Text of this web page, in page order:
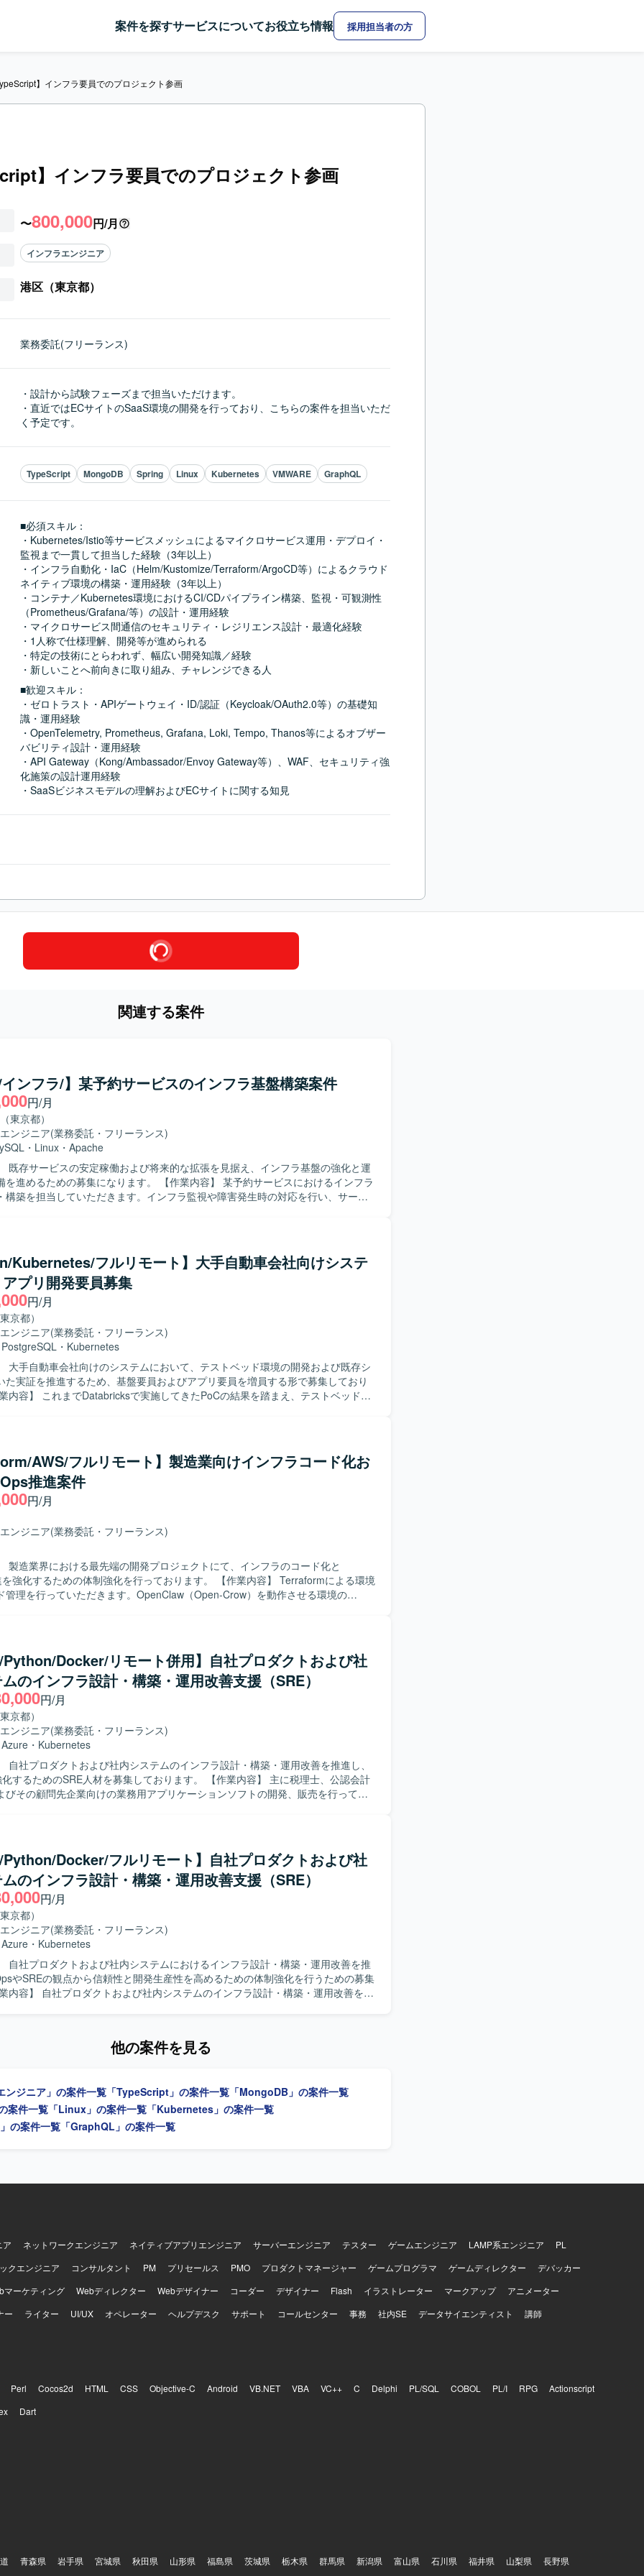
案件を探すサービスについてお役立ち情報 採用担当者の方
】インフラ要員でのプロジェクト参画
】インフラ要員でのプロジェクト参画
〜800,000円/月
インフラエンジニア
港区（東京都）
業務委託(フリーランス)
・設計から試験フェーズまで担当いただけます。
・直近ではECサイトのSaaS環境の開発を行っており、こちらの案件を担当いただ
く予定です。
TypeScript MongoDB Spring Linux Kubernetes VMWARE GraphQL
■必須スキル：
・Kubernetes/Istio等サービスメッシュによるマイクロサービス運用・デプロイ・
監視まで一貫して担当した経験（3年以上）
・インフラ自動化・IaC（Helm/Kustomize/Terraform/ArgoCD等）によるクラウド
ネイティブ環境の構築・運用経験（3年以上）
・コンテナ／Kubernetes環境におけるCI/CDパイプライン構築、監視・可観測性
（Prometheus/Grafana/等）の設計・運用経験
・マイクロサービス間通信のセキュリティ・レジリエンス設計・最適化経験
・1人称で仕様理解、開発等が進められる
・特定の技術にとらわれず、幅広い開発知識／経験
・新しいことへ前向きに取り組み、チャレンジできる人
■歓迎スキル：
・ゼロトラスト・APIゲートウェイ・ID/認証（Keycloak/OAuth2.0等）の基礎知
識・運用経験
・OpenTelemetry, Prometheus, Grafana, Loki, Tempo, Thanos等によるオブザー
バビリティ設計・運用経験
・API Gateway（Kong/Ambassador/Envoy Gateway等）、WAF、セキュリティ強
化施策の設計運用経験
・SaaSビジネスモデルの理解およびECサイトに関する知見
関連する案件
ンフラ/】某予約サービスのインフラ基盤構築案件
円/月
東京都）
ンジニア(業務委託・フリーランス)
・ Linux ・ Apache
既存サービスの安定稼働および将来的な拡張を見据え、インフラ基盤の強化と運
の募集になります。 【作業内容】 某予約サービスにおけるインフラ
構築を担当していただきます。インフラ監視や障害発生時の対応を行い、サービ
より適切なアーキテクチャを主体的に提案できる方や、スキル面で不足があって
キャッチアップしていける方が望ましいです。 【ポジションの魅力】 大規
ビスのインフラ基盤に携わることで、設計から構築、監視・運用まで一連の工程
とができます。開発チームとの距離が近く、インフラ観点からサービス改善に関
、技術力と提案力の双方を高められる環境です。 【開発環境】 Linux系OS
ミドルウェアを中心としたインフラ環境となります。シェルスクリプトによる運
や、Gitを用いたバージョン管理、プロビジョニングツールを利用した構成管理な
だきます。
Kubernetes/フルリモート】大手自動車会社向けシステ
プリ開発要員募集
円/月
京都）
ンジニア(業務委託・フリーランス)
PostgreSQL ・ Kubernetes
大手自動車会社向けのシステムにおいて、テストベッド環境の開発および既存シ
た実証を推進するため、基盤要員およびアプリ要員を増員する形で募集しており
装・検証を行い、FY25に構築したシステムを用いた実証を推進していただきま
活用して知見として残していただける方を求めております。 定期的なミーティン
実施した作業内容や検討事項をわかりやすく説明し、関係者と積極的に議論しな
ただける方を歓迎いたします。 ゴールを共有したうえで、自ら必要なタスクを洗
能動的に動ける方にマッチするポジションです。 【ポジションの魅力】 大
向けの先進的なシステム基盤およびアプリケーション開発に携わることができ、
からテストベッド環境の構築、実証まで一連のフェーズに関わることで、アーキ
から実装・検証まで幅広いスキルを身につけられる環境です。 知見のドキュメン
通じて、チーム全体でナレッジを蓄積しながらプロジェクトを推進していく経験
AWS/フルリモート】製造業向けインフラコード化お
推進案件
円/月
ンジニア(業務委託・フリーランス)
製造業界における最先端の開発プロジェクトにて、インフラのコード化と
るための体制強化を行っております。 【作業内容】 Terraformによる環境
管理を行っていただきます。OpenClaw（Open-Crow）を動作させる環境の
の整備とドキュメント化、クラウド上のWeb操作からコードエディターへの移行
能やツールの設定・検証、手順書や仕様書の作成・アップデートのサポートを行
やDevOpsに主体的に取り組み、チ
がら開発全体の生産性向上に貢献していただける方を求めております。 【ポジ
】 生成AIを活用した最先端技術に触れながら、大手製造業向けの影響力の大きい
わることができます。単なるインフラ維持管理にとどまらず、CI/CDの仕組み化や
境の整備など、DevOpsの推進者として開発全体の仕組みづくりを主導していただ
上での環境構築・運用を行う開発環境となっております。
Docker/リモート併用】自社プロダクトおよび社
のインフラ設計・構築・運用改善支援（SRE）
円/月
京都）
ンジニア(業務委託・フリーランス)
Azure ・ Kubernetes
自社プロダクトおよび社内システムのインフラ設計・構築・運用改善を推進し、
のSRE人材を募集しております。 【作業内容】 主に税理士、公認会計
びその顧問先企業向けの業務用アプリケーションソフトの開発、販売を行ってい
再現性のある基盤づくり、監視・オブザーバビリティ基盤の整備を通じて、属人
体制を組織に根付かせていただきます。 Azureを中心としたクラウドインフラの
運用を行っていただきます。 IaC（Infrastructure as Code）の推進を行っていた
による運用自動化ツールの開発を行っていただきます。 CI/CDパイプライン
を行っていただきます。 システムの監視、オブザーバビリティ基盤の整備および
スチューニングを行っていただきます。 障害対応、インシデント対応プロセスの
行っていただきます。 SLI / SLO の導入、運用によるシステム信頼性の指標化と改
だきます。 開発チームと連携したDevOps推進を行っていただきます。 【求め
ンフラ設計、構築、運用改善を自律的にリードし、開発チームと協調しながら
プラクティスを組織に根付かせていける方を求めております。 【ポジション
データを扱う高いセキュリティ要件のもとで、Azureを中心としたクラウドイン
グレーション管理、可用性ゾーン・リージョンの冗長化、Front Doorによる負荷
Monitor / Application Insights を用いた監視とアラートのコード化、PITRによるバ
Docker/フルリモート】自社プロダクトおよび社
のインフラ設計・構築・運用改善支援（SRE）
円/月
京都）
ンジニア(業務委託・フリーランス)
Azure ・ Kubernetes
自社プロダクトおよび社内システムにおけるインフラ設計・構築・運用改善を推
やSREの観点から信頼性と開発生産性を高めるための体制強化を行うための募集
に根付かせていただきます。 【求める人物像】 インフラやSRE領域に
ステムの双方に関わりなが
インフラ、IaC、監視基盤、DevOpsなどSRE領域全般をリードできるポジション
ータという高いセキュリティ要件下での設計・運用経験を通じて、信頼性工学や
幅広く身につけていただけます。 【開発環境】 Azureを中心としたクラ
他の案件を見る
ンジニア」の案件一覧 「TypeScript」の案件一覧 「MongoDB」の案件一覧
案件一覧 「Linux」の案件一覧 「Kubernetes」の案件一覧
の案件一覧 「GraphQL」の案件一覧
ア ネットワークエンジニア ネイティブアプリエンジニア サーバーエンジニア テスター ゲームエンジニア LAMP系エンジニア
PL
クエンジニア
コンサルタント PM プリセールス PMO プロダクトマネージャー ゲームプログラマ ゲームディレクター
デバッカー
マーケティング
Webディレクター Webデザイナー コーダー デザイナー Flash イラストレーター マークアップ
アニメーター
ー
ライター UI/UX オペレーター ヘルプデスク サポート コールセンター 事務 社内SE データサイエンティスト 講師
Perl Cocos2d HTML CSS Objective-C Android VB.NET VBA VC++ C Delphi PL/SQL COBOL PL/I RPG
Actionscript
Dart
青森県 岩手県 宮城県 秋田県 山形県 福島県 茨城県 栃木県 群馬県 新潟県 富山県 石川県 福井県 山梨県 長野県